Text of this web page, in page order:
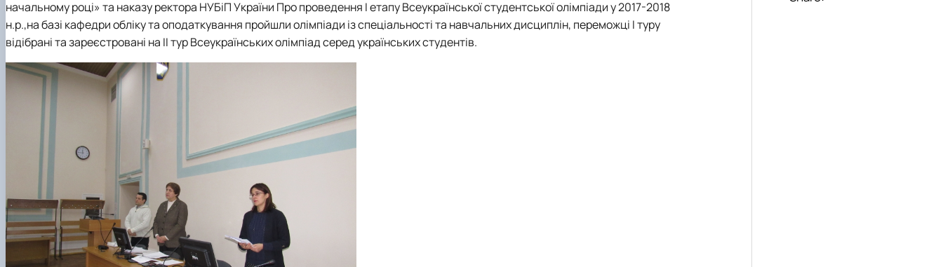
Вибіркові дисципліни
Неформальна освіта
Корисні посилання
Скринька довіри
Міжкафедральна навчально-наукова лабораторія розвитку бізнес-систем, кластерів …
Міжнародна науково-практична конференція, присвячена 75-річчю економічного фак…
Кафедра готельно-ресторанної справи та туризму
начальному році» та наказу ректора НУБіП України Про проведення І етапу Всеукраїнської студентської олімпіади у 2017-2018
н.р.,на базі кафедри обліку та оподаткування пройшли олімпіади із спеціальності та навчальних дисциплін, переможці І туру
відібрані та зареєстровані на ІІ тур Всеукраїнських олімпіад серед українських студентів.